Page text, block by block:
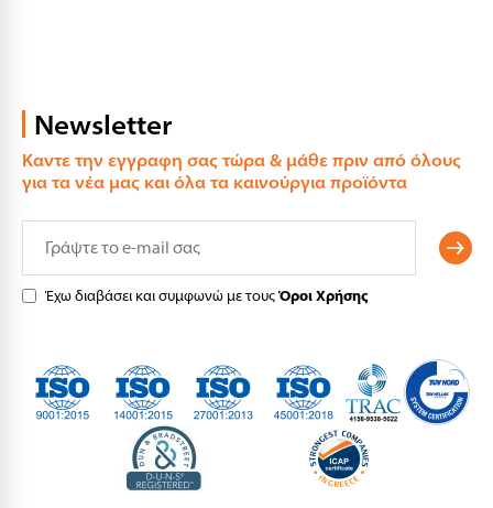
Newsletter
Καντε την εγγραφη σας τώρα & μάθε πριν από όλους
για τα νέα μας και όλα τα καινούργια προϊόντα
Έχω διαβάσει και συμφωνώ με τουςΌροι Χρήσης